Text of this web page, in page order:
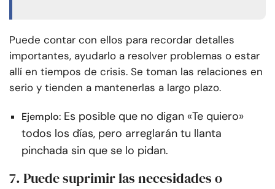
Puede contar con ellos para recordar detalles
importantes, ayudarlo a resolver problemas o estar
allí en tiempos de crisis. Se toman las relaciones en
serio y tienden a mantenerlas a largo plazo.
Ejemplo: Es posible que no digan «Te quiero»
todos los días, pero arreglarán tu llanta
pinchada sin que se lo pidan.
7. Puede suprimir las necesidades o